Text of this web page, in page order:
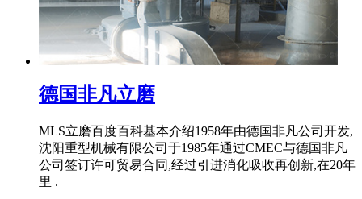
德国非凡立磨
MLS立磨百度百科基本介绍1958年由德国非凡公司开发,
沈阳重型机械有限公司于1985年通过CMEC与德国非凡
公司签订许可贸易合同,经过引进消化吸收再创新,在20年
里 .